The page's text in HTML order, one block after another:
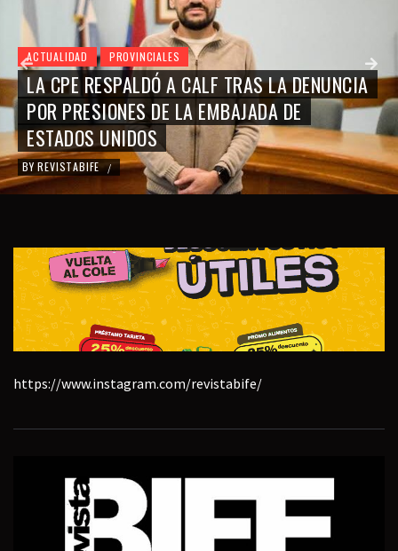
ACTUALIDAD PROVINCIALES
LA PROVINCIA Y LA UNIÓN INDUSTRIAL
FORTALECEN UNA AGENDA PARA VINCULAR
EMPRESAS PAMPEANAS CON VACA MUERTA
BY REVISTABIFE /
https://www.instagram.com/revistabife/